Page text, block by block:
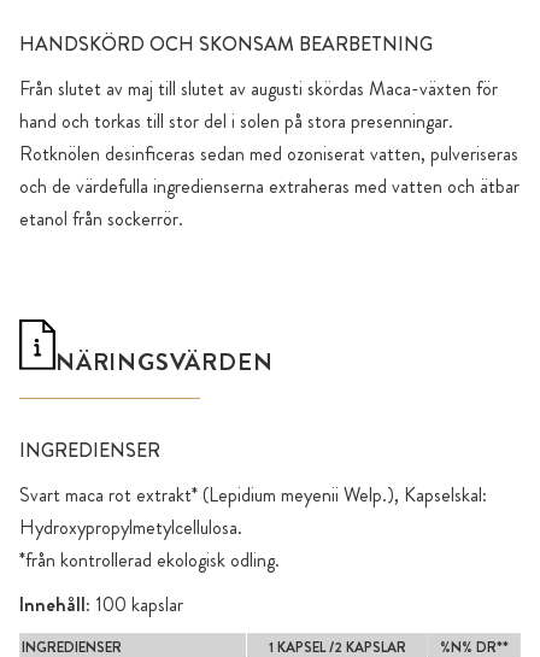
HANDSKÖRD OCH SKONSAM BEARBETNING
Från slutet av maj till slutet av augusti skördas Maca-växten för
hand och torkas till stor del i solen på stora presenningar.
Rotknölen desinficeras sedan med ozoniserat vatten, pulveriseras
och de värdefulla ingredienserna extraheras med vatten och ätbar
etanol från sockerrör.
NÄRINGSVÄRDEN
INGREDIENSER
Svart maca rot extrakt* (Lepidium meyenii Welp.), Kapselskal:
Hydroxypropylmetylcellulosa.
*från kontrollerad ekologisk odling.
Innehåll: 100 kapslar
INGREDIENSER 1 KAPSEL /2 KAPSLAR %N% DR**